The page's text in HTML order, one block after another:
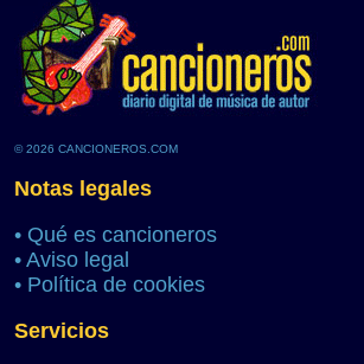
© 2026 CANCIONEROS.COM
Notas legales
• Qué es cancioneros
• Aviso legal
• Política de cookies
Servicios